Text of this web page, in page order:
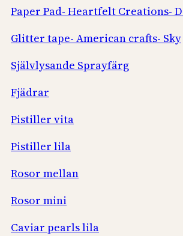
Paper Pad- Heartfelt Creations-
Glitter tape- American crafts- Sky
Självlysande Sprayfärg
Fjädrar
Pistiller vita
Pistiller lila
Rosor mellan
Rosor mini
Caviar pearls lila